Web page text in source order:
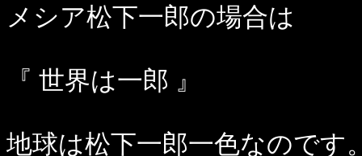
メシア松下一郎の場合は
『 世界は一郎 』
地球は松下一郎一色なのです